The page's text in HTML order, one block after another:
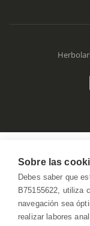
Sobre las
Debes saber que
B75155622, utiliza
navegación sea
realizar labores